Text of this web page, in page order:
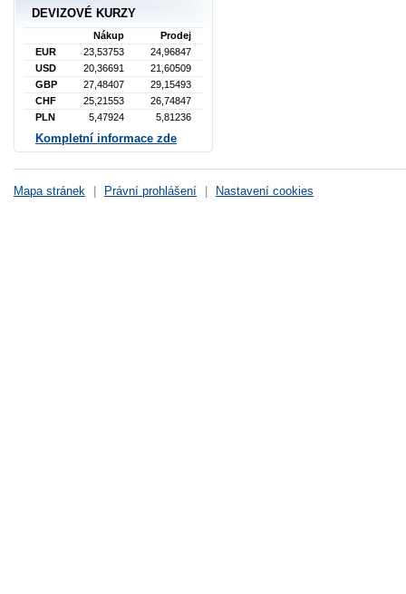
DEVIZOVÉ KURZY
Nákup
Prodej
EUR
23,53753
24,96847
USD
20,36691
21,60509
GBP
27,48407
29,15493
CHF
25,21553
26,74847
PLN
5,47924 5,81236
Kompletní informace zde
Mapa stránek Právní prohlášení Nastavení cookies